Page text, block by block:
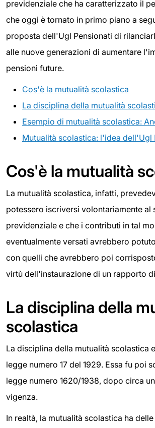
previdenziale che ha caratterizzato il
che oggi è tornato in primo piano a
proposta dell'Ugl Pensionati di
alle nuove generazioni di aumentare
pensioni future.
Cos'è la mutualità scolastica
La disciplina della mutualità
Esempio di mutualità scolastica:
Mutualità scolastica: l'idea dell'Ugl
Cos'è la mutualità
La mutualità scolastica, infatti,
potessero iscriversi volontariamente al
previdenziale e che i contributi in tal
eventualmente versati avrebbero
con quelli che avrebbero poi
virtù dell'instaurazione di un rapporto
La disciplina della
scolastica
La disciplina della mutualità scolastica
legge numero 17 del 1929. Essa fu poi
legge numero 1620/1938, dopo circa
vigenza.
In realtà, la mutualità scolastica ha